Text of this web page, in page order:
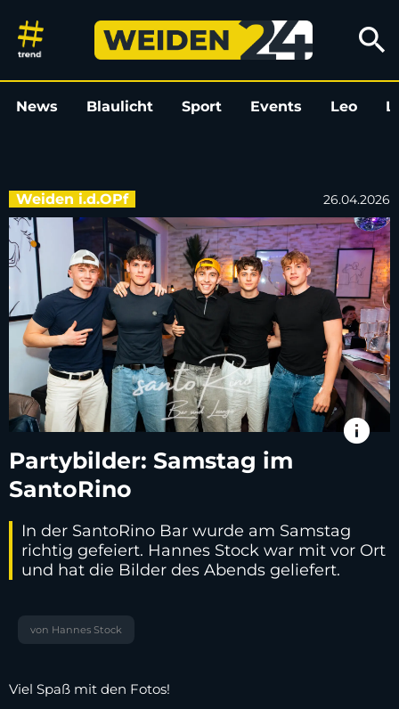
Partybilder: Samstag im
search
News Blaulicht Sport Events Leo
Weiden i.d.OPf 26.04.2026
info
Partybilder: Samstag im
SantoRino
In der SantoRino Bar wurde am Samstag
richtig gefeiert. Hannes Stock war mit vor Ort
und hat die Bilder des Abends geliefert.
von Hannes Stock
Viel Spaß mit den Fotos!